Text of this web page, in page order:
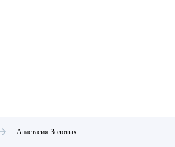
Анастасия Золотых